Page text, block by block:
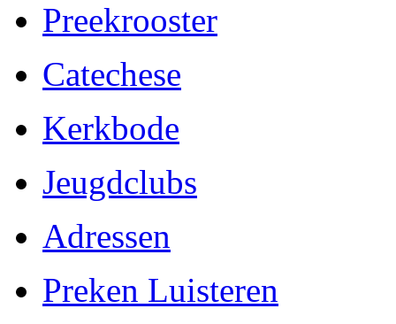
Preekrooster
Catechese
Kerkbode
Jeugdclubs
Adressen
Preken Luisteren